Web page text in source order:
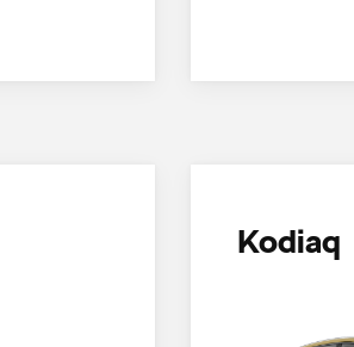
Kodiaq